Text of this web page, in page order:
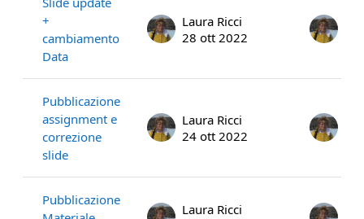
+
cambiamento
Data
Laura Ricci
28 ott 2022
Pubblicazione
assignment e
correzione
slide
Laura Ricci
24 ott 2022
Pubblicazione
Laura Ricci